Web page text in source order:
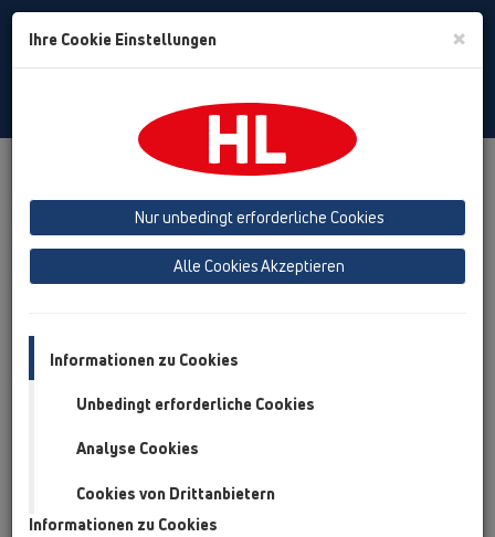
Toggle
Produktübersicht 10 Rohrbelüfter
Unterputz
HL905N HL905N
Produkte
Ihre Cookie Einstellungen ×
Nur unbedingt erforderliche Cookies
Alle Cookies Akzeptieren
Informationen zu Cookies
Unbedingt erforderliche Cookies
Analyse Cookies
Cookies von Drittanbietern
Informationen zu Cookies